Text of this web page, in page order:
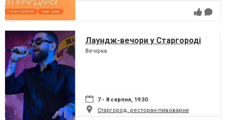
Лаундж-вечори у Старгороді
Вечірка
7 - 8 серпня, 19:30
Старгород, ресторан-пивоварня